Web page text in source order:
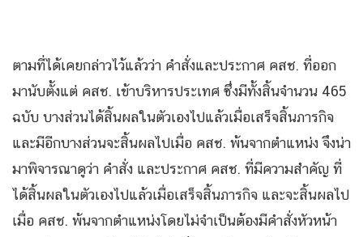
ตามที่ได้เคยกล่าวไว้แล้วว่า คำสั่งและประกาศ คสช. ที่ออก
มานับตั้งแต่ คสช. เข้าบริหารประเทศ ซึ่งมีทั้งสิ้นจำนวน 465
ฉบับ บางส่วนได้สิ้นผลในตัวเองไปแล้วเมื่อเสร็จสิ้นภารกิจ
และมีอีกบางส่วนจะสิ้นผลไปเมื่อ คสช. พ้นจากตำแหน่ง จึงน่า
มาพิจารณาดูว่า คำสั่ง และประกาศ คสช. ที่มีความสำคัญ ที่
ได้สิ้นผลในตัวเองไปแล้วเมื่อเสร็จสิ้นภารกิจ และจะสิ้นผลไป
เมื่อ คสช. พ้นจากตำแหน่งโดยไม่จำเป็นต้องมีคำสั่งหัวหน้า